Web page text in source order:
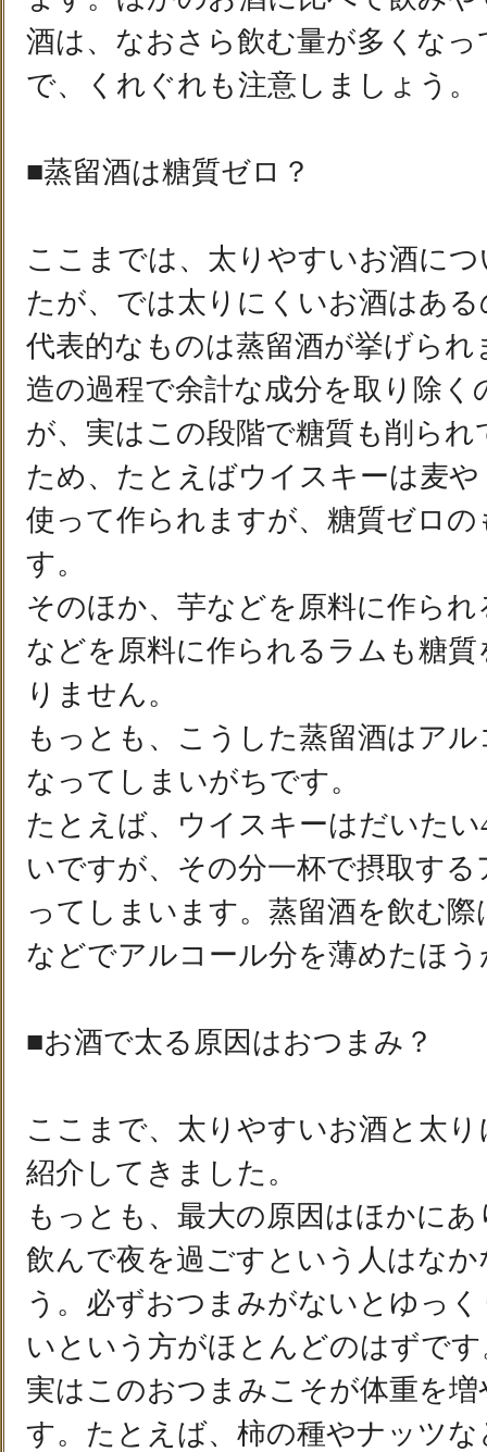
酒は、なおさら飲む量が多くな
で、くれぐれも注意しましょう。
■蒸留酒は糖質ゼロ？
ここまでは、太りやすいお酒に
たが、では太りにくいお酒はあ
代表的なものは蒸留酒が挙げられ
造の過程で余計な成分を取り除く
が、実はこの段階で糖質も削ら
ため、たとえばウイスキーは麦
使って作られますが、糖質ゼロ
す。
そのほか、芋などを原料に作ら
などを原料に作られるラムも糖
りません。
もっとも、こうした蒸留酒はア
なってしまいがちです。
たとえば、ウイスキーはだいた
いですが、その分一杯で摂取す
ってしまいます。蒸留酒を飲む
などでアルコール分を薄めたほ
■お酒で太る原因はおつまみ？
ここまで、太りやすいお酒と太
紹介してきました。
もっとも、最大の原因はほかに
飲んで夜を過ごすという人はな
う。必ずおつまみがないとゆっ
いという方がほとんどのはずです
実はこのおつまみこそが体重を
す。たとえば、柿の種やナッツ